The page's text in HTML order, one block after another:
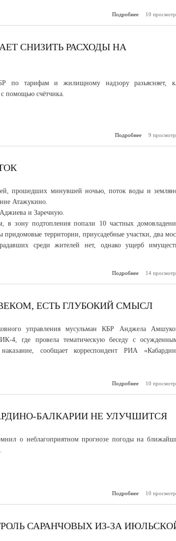
Подробнее
о В Москве
10
СНИЗИТЬ РАСХОДЫ НА
по тарифам и жилищному надзору разьясняет,
помощью счётчика.
Подробнее
о
9
прошедших минувшей ночью, поток воды и
Атажукино.
и Заречную.
зону подтопления попали 10 частных
территории, приусадебные участки, два
среди жителей нет, однако ущерб
Подробнее
о В
14
ЕСТЬ ГЛУБОКИЙ СМЫСЛ
управления мусульман КБР Анджела
4, где провела тематическую беседу с
сообщает корреспондент РИА
Подробнее
о Во
10
БАЛКАРИИ НЕ УЛУЧШИТСЯ
о неблагоприятном прогнозе погоды на
Подробнее
о В
10
САРАНЧОВЫХ ИЗ-ЗА